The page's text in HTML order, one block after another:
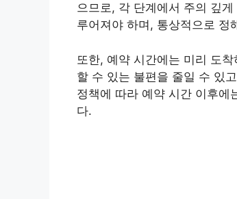
으므로, 각 단계에서 주의 깊
루어져야 하며, 통상적으로 정
또한, 예약 시간에는 미리 도
할 수 있는 불편을 줄일 수 있
정책에 따라 예약 시간 이후에
다.